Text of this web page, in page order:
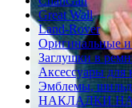
Great Wall
Land-Rover
Оригинальные
Заглушки в
Аксессуары для
Эмблемы,
НАКЛАДКИ НА